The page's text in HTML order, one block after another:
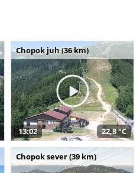
Chopok juh (36 km)
13:02 22,8 °C
Chopok sever (39 km)